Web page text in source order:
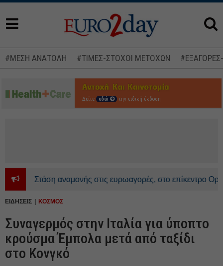
#ΜΕΣΗ ΑΝΑΤΟΛΗ #ΤΙΜΕΣ-ΣΤΟΧΟΙ ΜΕΤΟΧΩΝ
Δείτε εδώ την ειδική έκδοση
Στάση αναμονής στις ευρωαγορές, στο επίκεντρο Ορμούζ
ΕΙΔΗΣΕΙΣ ΚΟΣΜΟΣ
Συναγερμός στην Ιταλία για ύποπτο
κρούσμα Έμπολα μετά από ταξίδι
στο Κονγκό